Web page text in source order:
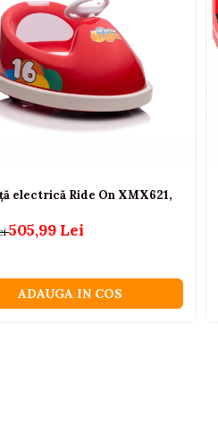
electrică Ride On XMX621,
505,99 Lei
ADAUGA IN COS